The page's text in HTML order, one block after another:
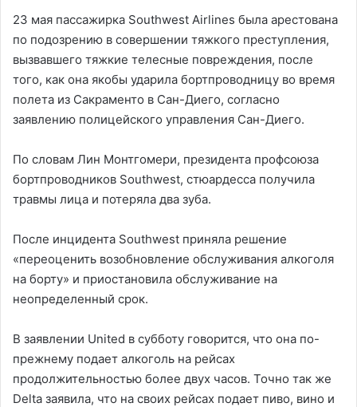
23 мая пассажирка Southwest Airlines была арестована
по подозрению в совершении тяжкого преступления,
вызвавшего тяжкие телесные повреждения, после
того, как она якобы ударила бортпроводницу во время
полета из Сакраменто в Сан-Диего, согласно
заявлению полицейского управления Сан-Диего.
По словам Лин Монтгомери, президента профсоюза
бортпроводников Southwest, стюардесса получила
травмы лица и потеряла два зуба.
После инцидента Southwest приняла решение
«переоценить возобновление обслуживания алкоголя
на борту» и приостановила обслуживание на
неопределенный срок.
В заявлении United в субботу говорится, что она по-
прежнему подает алкоголь на рейсах
продолжительностью более двух часов. Точно так же
Delta заявила, что на своих рейсах подает пиво, вино и